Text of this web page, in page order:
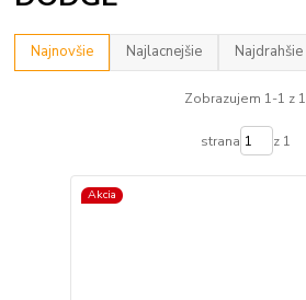
Najnovšie Najlacnejšie Najdrahšie
Zobrazujem 1-1 z 1
strana z 1
Akcia